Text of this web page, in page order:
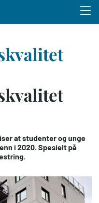
at studenter og unge
i 2020. Spesielt på